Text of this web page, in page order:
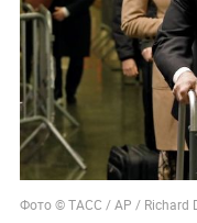
Фото © ТАСС / АР / Richard